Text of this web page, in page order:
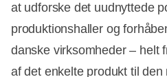
at udforske det uudnyttede
produktionshaller og
danske virksomheder – helt
af det enkelte produkt til